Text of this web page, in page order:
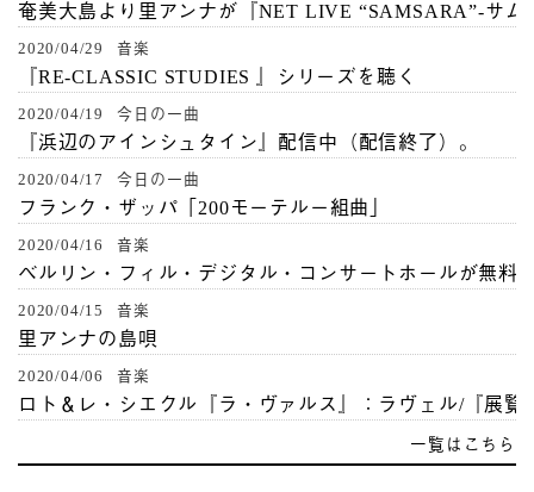
奄美大島より里アンナが『NET LIVE “SAMSARA”-サ
2020/04/29 音楽
『RE-CLASSIC STUDIES 』シリーズを聴く
2020/04/19 今日の一曲
『浜辺のアインシュタイン』配信中（配信終了）。
2020/04/17 今日の一曲
フランク・ザッパ「200モーテルー組曲」
2020/04/16 音楽
ベルリン・フィル・デジタル・コンサートホールが無料
2020/04/15 音楽
里アンナの島唄
2020/04/06 音楽
ロト＆レ・シエクル『ラ・ヴァルス』：ラヴェル/『展
一覧はこちら